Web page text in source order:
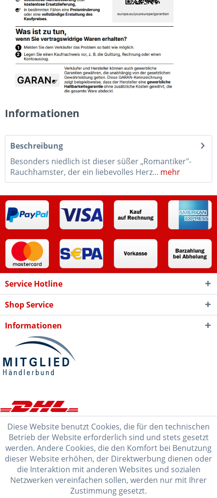
Informationen
Beschreibung
Besonders niedlich ist dieser süßer „Romantiker"-
Rauchhamster, der ein liebevolles Herz... mehr
Service Hotline
Shop Service
Informationen
Diese Website benutzt Cookies, die für den technischen
Betrieb der Website erforderlich sind und stets gesetzt
werden. Andere Cookies, die den Komfort bei Benutzung
dieser Website erhöhen, der Direktwerbung dienen oder
die Interaktion mit anderen Websites und sozialen
Netzwerken vereinfachen sollen, werden nur mit Ihrer
Zustimmung gesetzt.